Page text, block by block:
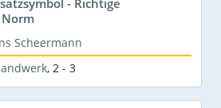
Scheermann
, 2 - 3